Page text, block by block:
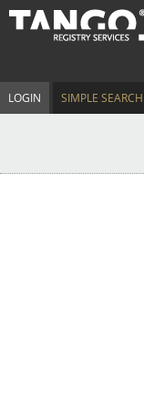
LOGIN SIMPLE SEARCH